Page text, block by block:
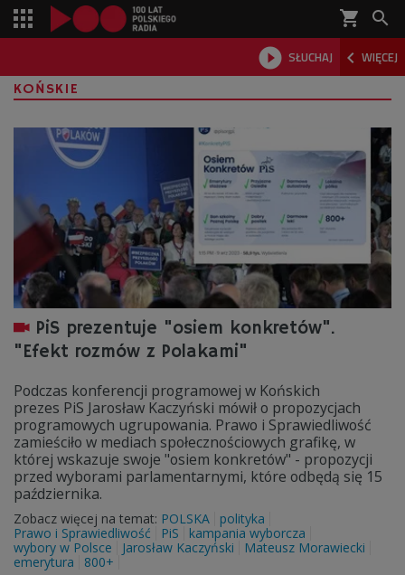
shopping_cart 
 SŁUCHAJ  WIĘCEJ

KOŃSKIE
PiS prezentuje "osiem konkretów".
"Efekt rozmów z Polakami"
Podczas konferencji programowej w Końskich
prezes PiS Jarosław Kaczyński mówił o propozycjach
programowych ugrupowania. Prawo i Sprawiedliwość
zamieściło w mediach społecznościowych grafikę, w
której wskazuje swoje "osiem konkretów" - propozycji
przed wyborami parlamentarnymi, które odbędą się 15
października.
Zobacz więcej na temat: POLSKA
polityka
Prawo i Sprawiedliwość
PiS
kampania wyborcza
wybory w Polsce
Jarosław Kaczyński
Mateusz Morawiecki
emerytura
800+